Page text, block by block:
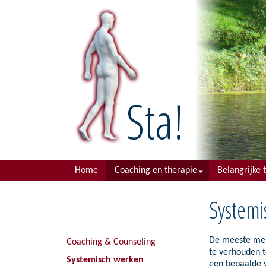
Sta!
MainHome Coaching en therapie Belangrijke
Symptomen
Studie
De meeste
te verhouden
een bepaalde
Coaching & Counseling
Systemisch werken